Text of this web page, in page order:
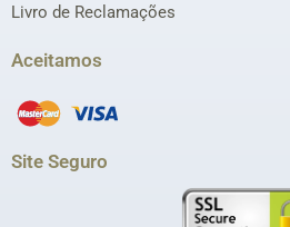
Livro de Reclamações
Aceitamos
Site Seguro